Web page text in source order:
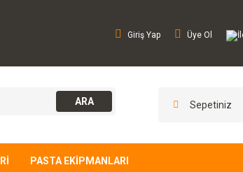
Giriş Yap Üye Ol
ARA Sepetiniz
PASTA EKİPMANLARI